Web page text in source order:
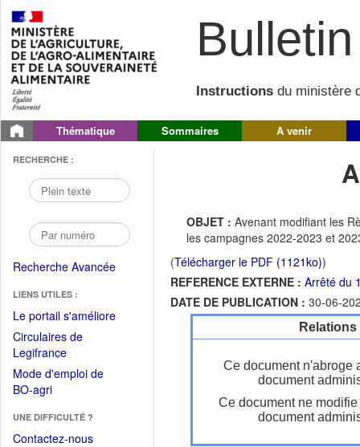
Instructions du ministère
Thématique Sommaires A venir
RECHERCHE :
Recherche Avancée
LIENS UTILES :
Le portail s'améliore(Fichier
Circulaires de
Legifrance(Ouvrir
dans
une
fenêtre)
Mode d'emploi de
BO-agri(Ouvrir
une
nouvelle
UNE DIFFICULTÉ ?
Contactez-nous
OBJET : Avenant modifiant les
les campagnes 2022-2023 et
(Télécharger le PDF (1121ko))
REFERENCE EXTERNE : Arrêté du
DATE DE PUBLICATION : 30-06-
Ce document n'abroge
document
Ce document ne
document